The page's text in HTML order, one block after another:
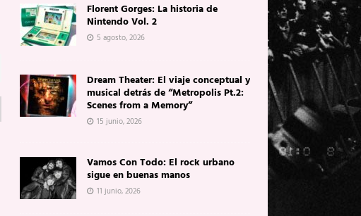
Florent Gorges: La historia de
Nintendo Vol. 2
5 agosto, 2026
Dream Theater: El viaje conceptual y
musical detrás de “Metropolis Pt.2:
Scenes from a Memory”
15 junio, 2026
Vamos Con Todo: El rock urbano
sigue en buenas manos
11 junio, 2026